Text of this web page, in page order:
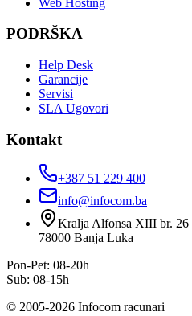
PODRŠKA
Help Desk
Garancije
Servisi
SLA Ugovori
Kontakt
+387 51 229 400
info@infocom.ba
Kralja Alfonsa XIII br. 26
78000 Banja Luka
Pon-Pet: 08-20h
Sub: 08-15h
© 2005-2026 Infocom racunari